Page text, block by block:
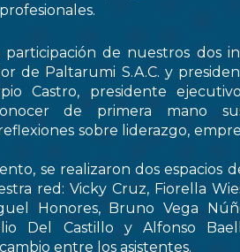
de nuestros dos
de Paltarumi S.A.C. y
Castro, presidente
de primera mano
sobre liderazgo,
se realizaron dos
red: Vicky Cruz, Fiorella
Honores, Bruno Vega
Del Castillo y Alfonso
entre los asistentes.